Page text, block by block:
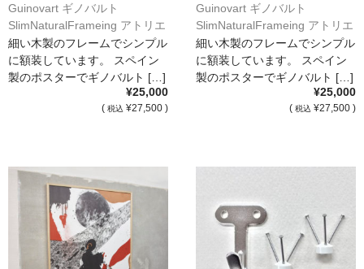
お買物ガイド
額縁の仕様
支払方法・送料・納期
お問い合わせフォーム
メンバー
カート
Guinovart ギノバルト
SlimNaturalFrameing アトリエ
フォロンオリジナル額装*
細い木製のフレームでシンプル
に額装しています。 スペイン
製のポスターでギノバルト […]
¥25,000
( 税込 ¥27,500 )
Guinovart ギノバルト
SlimNaturalFrameing アトリエ
フォロンオリジナル額装*
細い木製のフレームでシンプル
に額装しています。 スペイン
製のポスターでギノバルト […]
¥25,000
( 税込 ¥27,500 )